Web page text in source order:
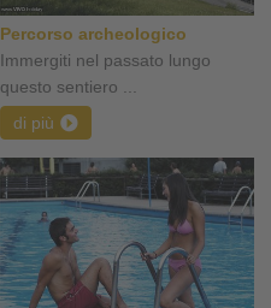
Percorso archeologico
Immergiti nel passato lungo
questo sentiero ...
di più